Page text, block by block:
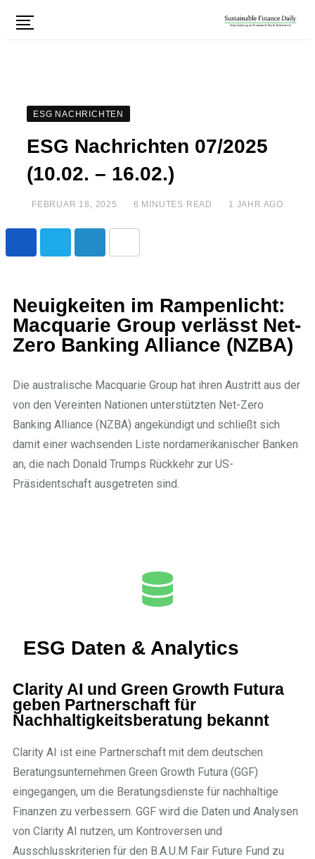
ESG NACHRICHTEN
ESG Nachrichten 07/2025
(10.02. – 16.02.)
FEBRUAR 18, 2025 6 MINUTES READ 1 JAHR AGO
Neuigkeiten im Rampenlicht:
Macquarie Group verlässt Net-
Zero Banking Alliance (NZBA)
Die australische Macquarie Group hat ihren Austritt aus der
von den Vereinten Nationen unterstützten Net-Zero
Banking Alliance (NZBA) angekündigt und schließt sich
damit einer wachsenden Liste nordamerikanischer Banken
an, die nach Donald Trumps Rückkehr zur US-
Präsidentschaft ausgetreten sind.
ESG Daten & Analytics
Clarity AI und Green Growth Futura
geben Partnerschaft für
Nachhaltigkeitsberatung bekannt
Clarity AI ist eine Partnerschaft mit dem deutschen
Beratungsunternehmen Green Growth Futura (GGF)
eingegangen, um die Beratungsdienste für nachhaltige
Finanzen zu verbessern. GGF wird die Daten und Analysen
von Clarity AI nutzen, um Kontroversen und
Ausschlusskriterien für den B.A.U.M Fair Future Fund zu